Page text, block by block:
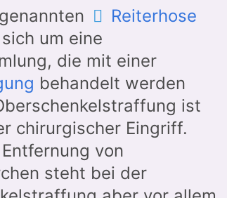
Reiterhose
um eine
die mit einer
behandelt werden
ist
chirurgischer Eingriff.
von
steht bei der